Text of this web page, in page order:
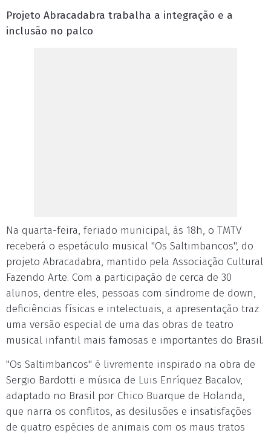
Projeto Abracadabra trabalha a integração e a
inclusão no palco
Na quarta-feira, feriado municipal, às 18h, o TMTV
receberá o espetáculo musical "Os Saltimbancos", do
projeto Abracadabra, mantido pela Associação Cultural
Fazendo Arte. Com a participação de cerca de 30
alunos, dentre eles, pessoas com síndrome de down,
deficiências físicas e intelectuais, a apresentação traz
uma versão especial de uma das obras de teatro
musical infantil mais famosas e importantes do Brasil.
"Os Saltimbancos" é livremente inspirado na obra de
Sergio Bardotti e música de Luis Enríquez Bacalov,
adaptado no Brasil por Chico Buarque de Holanda,
que narra os conflitos, as desilusões e insatisfações
de quatro espécies de animais com os maus tratos